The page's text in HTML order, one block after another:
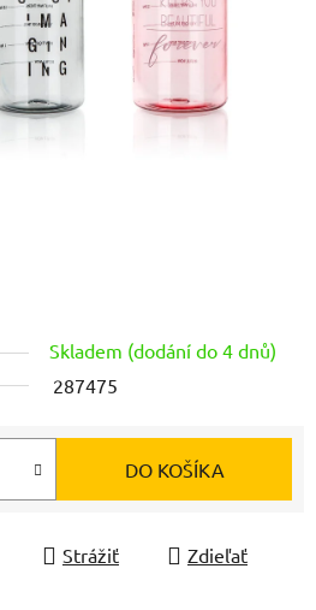
Skladem (dodání do 4 dnů)
287475
DO KOŠÍKA
Strážiť Zdieľať